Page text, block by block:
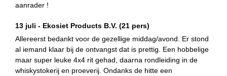
aanrader !
13 juli - Ekosiet Products B.V. (21 pers)
Allereerst bedankt voor de gezellige middag/avond. Er stond
al iemand klaar bij de ontvangst dat is prettig. Een hobbelige
maar super leuke 4x4 rit gehad, daarna rondleiding in de
whiskystokerij en proeverij. Ondanks de hitte een